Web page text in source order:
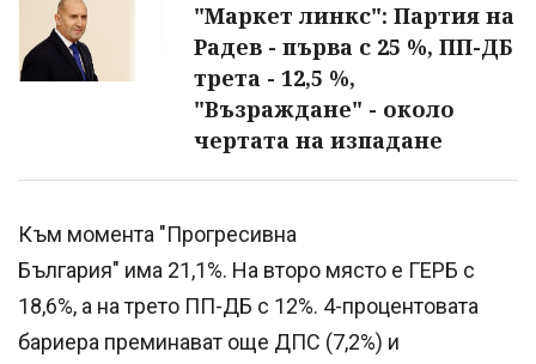
"Маркет линкс": Партия на
Радев - първа с 25 %, ПП-ДБ
трета - 12,5 %,
"Възраждане" - около
чертата на изпадане
Към момента "Прогресивна
България" има 21,1%. На второ място е ГЕРБ с
18,6%, а на трето ПП-ДБ с 12%. 4-процентовата
бариера преминават още ДПС (7,2%) и